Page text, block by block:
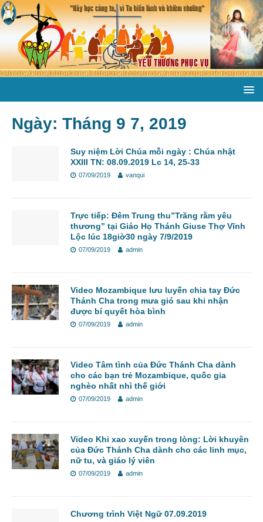
Ngày: Tháng 9 7, 2019
Suy niệm Lời Chúa mỗi ngày : Chúa nhật
XXIII TN: 08.09.2019 Lc 14, 25-33
07/09/2019 vanqui
Trực tiếp: Đêm Trung thu”Trăng rằm yêu
thương” tại Giáo Họ Thánh Giuse Thợ Vĩnh
Lộc lúc 18giờ30 ngày 7/9/2019
07/09/2019 admin
Video Mozambique lưu luyến chia tay Đức
Thánh Cha trong mưa gió sau khi nhận
được bí quyết hòa bình
07/09/2019 admin
Video Tâm tình của Đức Thánh Cha dành
cho các bạn trẻ Mozambique, quốc gia
nghèo nhất nhì thế giới
07/09/2019 admin
Video Khi xao xuyến trong lòng: Lời khuyên
của Đức Thánh Cha dành cho các linh mục,
nữ tu, và giáo lý viên
07/09/2019 admin
Chương trình Việt Ngữ 07.09.2019